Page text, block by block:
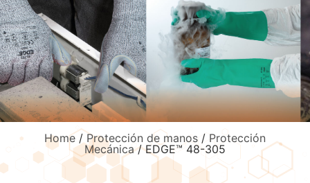
Home / Protección de manos / Protección
Mecánica/ EDGE™ 48-305